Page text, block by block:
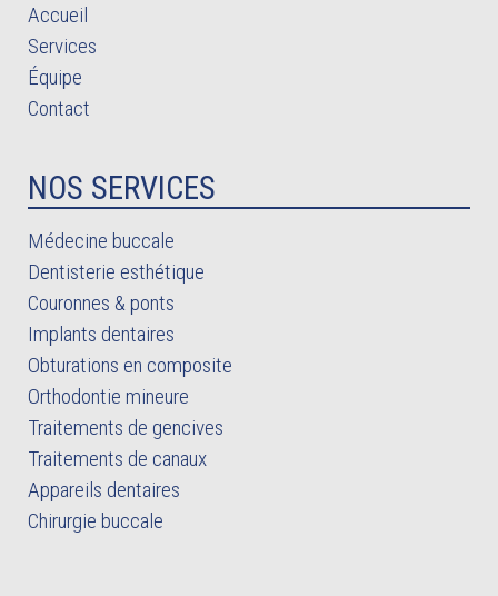
Accueil
Services
Équipe
Contact
NOS SERVICES
Médecine buccale
Dentisterie esthétique
Couronnes & ponts
Implants dentaires
Obturations en composite
Orthodontie mineure
Traitements de gencives
Traitements de canaux
Appareils dentaires
Chirurgie buccale